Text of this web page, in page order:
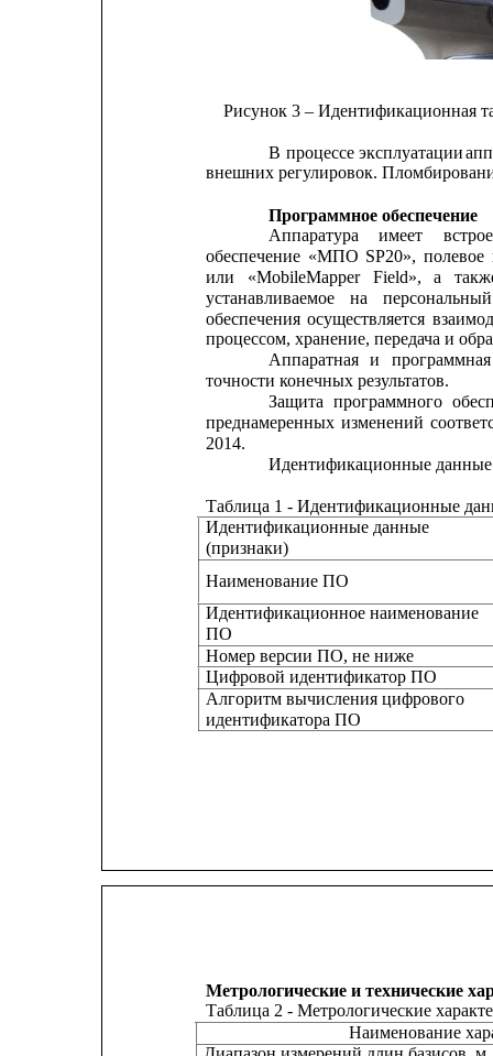
Рисунок 3 – Идентификационная
В процессе эксплуатации
внешних регулировок.
Программное обеспечение
Аппаратура
имеет
обеспечение «МПО SP20», полевое
или
«MobileMapper Field», а
устанавливаемое
на
персональный
обеспечения осуществляется
процессом, хранение, передача и
Аппаратная и
программная
точности конечных результатов.
Защита
программного
преднамеренных изменений
2014.
Идентификационные данные
Таблица 1 - Идентификационные
Идентификационные данные
(признаки)
Наименование ПО
Идентификационное наименование
ПО
Номер версии ПО, не ниже
Цифровой идентификатор ПО
Алгоритм вычисления цифрового
идентификатора ПО
Метрологические и технические
Таблица 2 - Метрологические
Наименование